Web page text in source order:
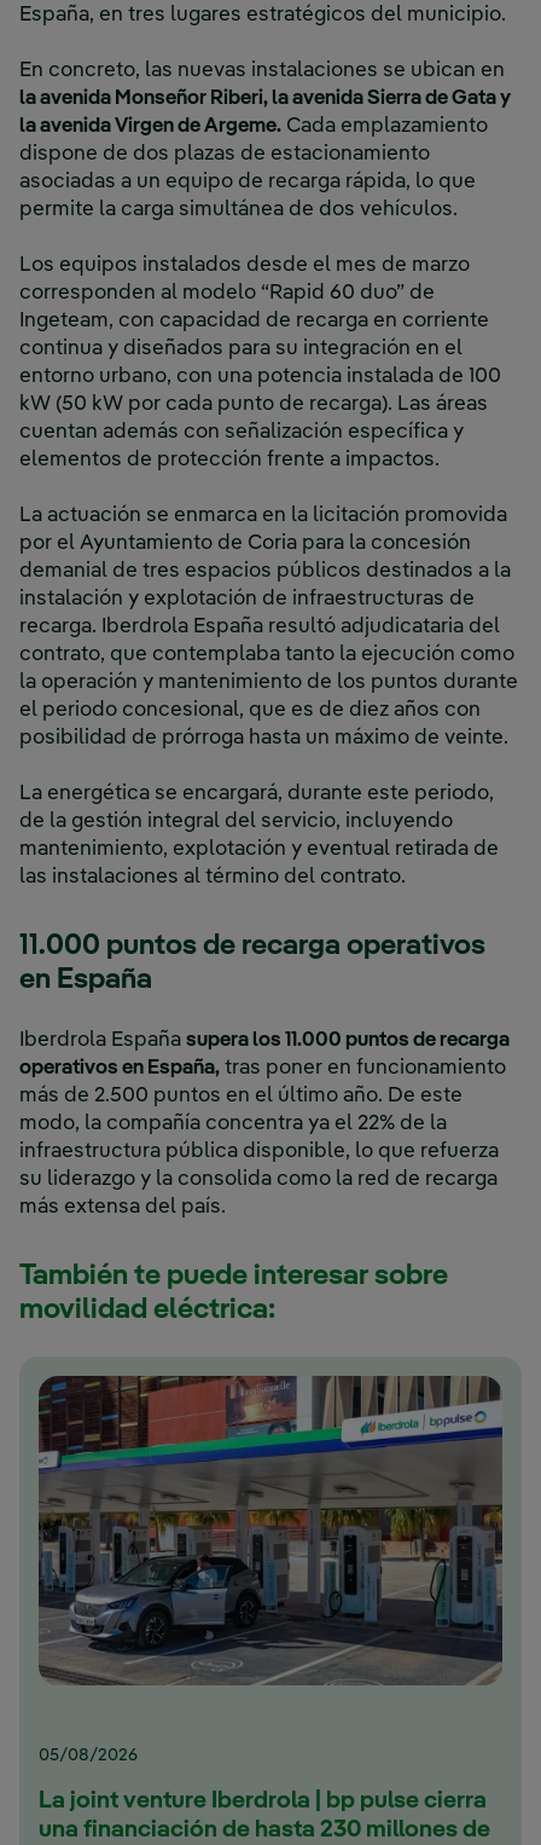
España, en tres lugares estratégicos del municipio.
En concreto, las nuevas instalaciones se ubican en
la avenida Monseñor Riberi, la avenida Sierra de Gata y
la avenida Virgen de Argeme. Cada emplazamiento
dispone de dos plazas de estacionamiento
asociadas a un equipo de recarga rápida, lo que
permite la carga simultánea de dos vehículos.
Los equipos instalados desde el mes de marzo
corresponden al modelo “Rapid 60 duo” de
Ingeteam, con capacidad de recarga en corriente
continua y diseñados para su integración en el
entorno urbano, con una potencia instalada de 100
kW (50 kW por cada punto de recarga). Las áreas
cuentan además con señalización específica y
elementos de protección frente a impactos.
La actuación se enmarca en la licitación promovida
por el Ayuntamiento de Coria para la concesión
demanial de tres espacios públicos destinados a la
instalación y explotación de infraestructuras de
recarga. Iberdrola España resultó adjudicataria del
contrato, que contemplaba tanto la ejecución como
la operación y mantenimiento de los puntos durante
el periodo concesional, que es de diez años con
posibilidad de prórroga hasta un máximo de veinte.
La energética se encargará, durante este periodo,
de la gestión integral del servicio, incluyendo
mantenimiento, explotación y eventual retirada de
las instalaciones al término del contrato.
11.000 puntos de recarga operativos
en España
Iberdrola España supera los 11.000 puntos de recarga
operativos en España, tras poner en funcionamiento
más de 2.500 puntos en el último año. De este
modo, la compañía concentra ya el 22% de la
infraestructura pública disponible, lo que refuerza
su liderazgo y la consolida como la red de recarga
más extensa del país.
También te puede interesar sobre
movilidad eléctrica:
05/08/2026
La joint venture Iberdrola | bp pulse cierra
una financiación de hasta 230 millones de